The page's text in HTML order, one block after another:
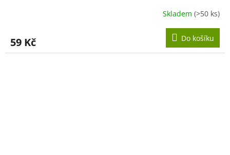
Skladem (>50 ks)
59 Kč Do košíku